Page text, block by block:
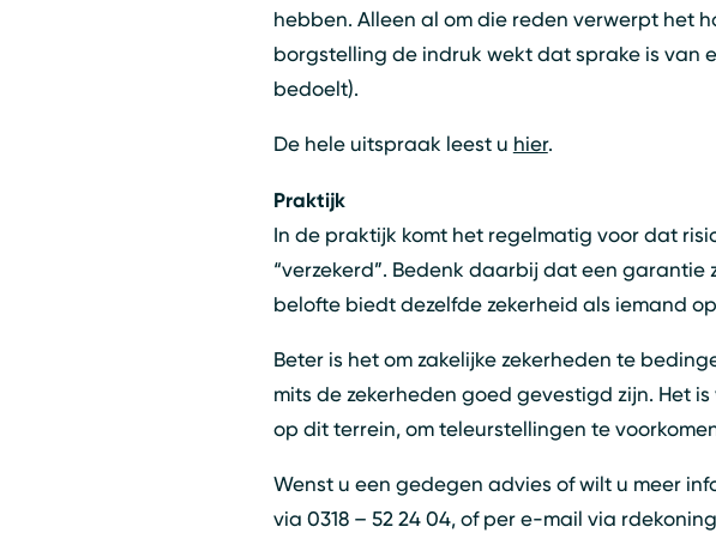
hebben. Alleen al om die reden verwerpt het
borgstelling de indruk wekt dat sprake is van
bedoelt).
De hele uitspraak leest u hier.
Praktijk
In de praktijk komt het regelmatig voor dat
“verzekerd”. Bedenk daarbij dat een
belofte biedt dezelfde zekerheid als iemand
Beter is het om zakelijke zekerheden te
mits de zekerheden goed gevestigd zijn. Het
op dit terrein, om teleurstellingen te
Wenst u een gedegen advies of wilt u meer
via 0318 – 52 24 04, of per e-mail via